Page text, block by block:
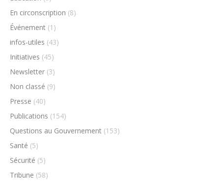
En circonscription (8)
Événement (1)
infos-utiles (43)
Initiatives (45)
Newsletter (3)
Non classé (9)
Presse (40)
Publications (154)
Questions au Gouvernement (153)
Santé (5)
Sécurité (5)
Tribune (58)